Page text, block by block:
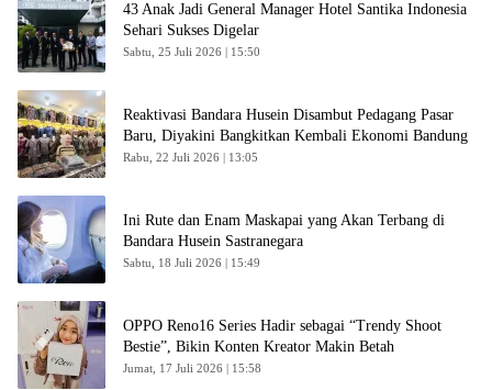
43 Anak Jadi General Manager Hotel Santika Indonesia
Sehari Sukses Digelar
Sabtu, 25 Juli 2026 | 15:50
Reaktivasi Bandara Husein Disambut Pedagang Pasar
Baru, Diyakini Bangkitkan Kembali Ekonomi Bandung
Rabu, 22 Juli 2026 | 13:05
Ini Rute dan Enam Maskapai yang Akan Terbang di
Bandara Husein Sastranegara
Sabtu, 18 Juli 2026 | 15:49
OPPO Reno16 Series Hadir sebagai “Trendy Shoot
Bestie”, Bikin Konten Kreator Makin Betah
Jumat, 17 Juli 2026 | 15:58